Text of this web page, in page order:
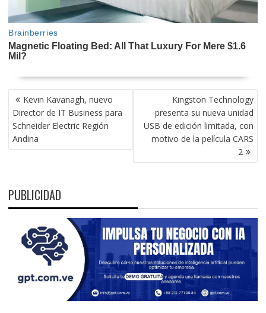
NAVEGACIÓN
DE
ENTRADAS
Kevin Kavanagh, nuevo
Director de IT Business para
Schneider Electric Región
Andina
Kingston Technology
presenta su nueva unidad
USB de edición limitada, con
motivo de la película CARS
2
PUBLICIDAD